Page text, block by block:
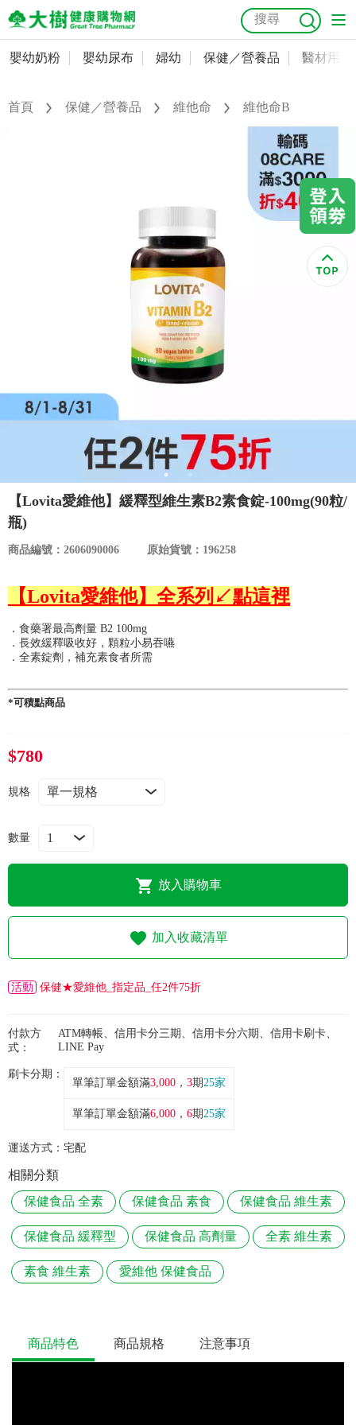
嬰幼奶粉
嬰幼尿布
寵物
優惠活動
關於我們
合作提案
購物流程
折價券、紅利說明
抗菌 尿布 大樹獨家 益生菌 魚油 幼兒米餅
會員資料及密碼修改
常用收件人清單
登入
嬰幼奶粉 嬰幼尿布 婦幼 保健／營養品 醫材用品
首頁 保健／營養品 維他命 維他命B
【Lovita愛維他】緩釋型維生素B2素食錠-100mg(90粒/
瓶)
商品編號：2606090006 原始貨號：196258
【Lovita愛維他】全系列↙點這裡
．食藥署最高劑量 B2 100mg
．長效緩釋吸收好，顆粒小易吞嚥
．全素錠劑，補充素食者所需
*可積點商品
$780
規格
數量
放入購物車
加入收藏清單
活動 保健★愛維他_指定品_任2件75折
付款方
式：
ATM轉帳、信用卡分三期、信用卡分六期、信用卡刷卡、
LINE Pay
刷卡分期：
單筆訂單金額滿3,000 ， 3期25家
單筆訂單金額滿6,000 ， 6期25家
運送方式： 宅配
相關分類
保健食品 全素
保健食品 素食 保健食品 維生素
保健食品 緩釋型 保健食品 高劑量 全素 維生素
素食 維生素 愛維他 保健食品
商品特色 商品規格 注意事項